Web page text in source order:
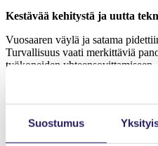
Suostumus
Kestävää kehitystä ja uutta
Vuosaaren väylä ja satama
Turvallisuus vaati merkittäviä
työkoneiden yhteensovittamiseen.
– Vuosaaren satama on vilkas.
10–15 alusta päivittäin.
kanssa, jotta kaikki olivat
Napari sanoo.